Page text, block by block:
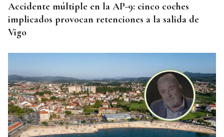
Accidente múltiple en la AP-9: cinco coches
implicados provocan retenciones a la salida de
Vigo